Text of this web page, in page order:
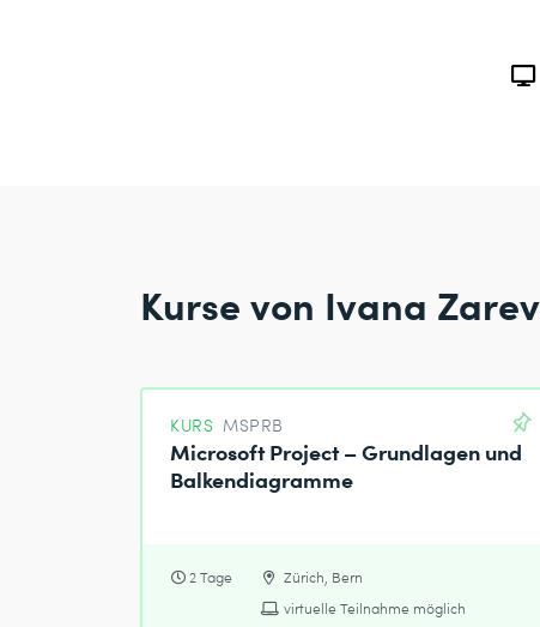
Kurse von Ivana
KURS MSPRB
Microsoft Project – Grundlagen und
Balkendiagramme
2 Tage
Zürich, Bern
virtuelle Teilnahme möglich